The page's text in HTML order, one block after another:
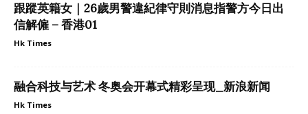
跟蹤英籍女｜26歲男警違紀律守則消息指警方今日出
信解僱 – 香港01
Hk Times
融合科技与艺术 冬奥会开幕式精彩呈现_新浪新闻
Hk Times